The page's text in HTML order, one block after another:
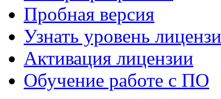
Пробная версия
Узнать уровень
Активация лицензии
Обучение работе с ПО